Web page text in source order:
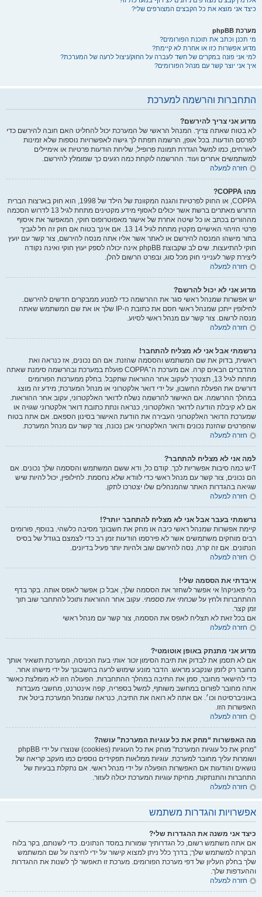
כיצד אני מוצא את כל הקבצים המצורפים שלי?
מערכת phpBB
מי תכנן וכתב את תוכנת הפורומים?
מדוע אפשרות כזו או אחרת לא קיימת?
למי אני פונה במקרים של חשד לעברה על החוק/ניצול לרעה של המערכת?
איך אני יוצר קשר עם מנהל הפורומים?
התחברות והרשמה למערכת
מדוע אני צריך להירשם?
לא בטוח שאתה צריך. המנהל הראשי של המערכת יכול להחליט האם חובה להירשם כדי
לפרסם הודעות. בכל אופן, הרשמה תפתח לך גישה לאפשרויות נוספות שלא זמינות
לאורחים, כמו למשל הגדרת תמונת פרופיל, שליחת הודעות פרטיות או אימיילים
למשתמשים אחרים ועוד. ההרשמה לוקחת כמה רגעים כך שמומלץ להירשם.
חזרה למעלה
מהו COPPA?
COPPA, או החוק לפרטיות והגנה המקוונת של הילד של 1998, הוא חוק בארצות הברית
הדורש מאתרים ברשת אשר יכולים לאסוף מידע מקטינים מתחת לגיל 13 לדרוש הסכמה
מההורים בכתב או כל שיטה אחרת של אישור מאפוטרופוס חוקי, המאפשר את איסוף
פרטי הזיהוי האישיים מקטין מתחת לגיל 14 13. אם אינך בטוח אם חוק זה חל לגביך
בתור מישהו המנסה להירשם או לאתר אשר אליו אתה מנסה להירשם, צור קשר עם יועץ
חוקי להתיעצות. שים לב שקבוצת phpBB אינה יכולה לספק יעוץ חוקי ואינה נקודה
ליצירת קשר לענייני חוק מכל סוג, ובפרט הרשום להלן.
חזרה למעלה
מדוע אני לא יכול להרשם?
יש אפשרות שמנהל ראשי סגר את ההרשמה כדי למנוע ממבקרים חדשים להירשם.
לחילופין ייתכן שמנהל ראשי חסם את כתובת ה-IP שלך או את שם המשתמש שאתה
מנסה לרשום. צור קשר עם מנהל ראשי לסיוע.
חזרה למעלה
נרשמתי אבל אני לא מצליח להתחבר!
ראשית, בדוק את שם המשתמש והססמה שהזנת. אם הם נכונים, אז כנראה ואת
מהדברים הבאים קרה. אם מערכת ה־COPPA פועלת במערכת ובהרשמה סימנת שאתה
מתחת לגיל 13, תצטרך לעקוב אחר ההוראות שתקבל. בחלק ממערכות הפורומים
דורשים את הפעלת החשבון, על ידי דואר אלקטרוני או מנהל המערכת; מידע זה מוצג
במהלך ההרשמה. אם האישור להרשמה נשלח לדואר האלקטרוני, עקוב אחר ההוראות.
אם לא קיבלת הודעה לדואר האלקטרוני, כנראה ונתת כתובת דואר אלקטרוני שגויה או
שמערכת הדואר האלקטרוני העבירה את הודעת האישור בסינון הספאם. אם אתה בטוח
שהפרטים שהזנת נכונים ודואר האלקטרוני אכן נכונה, צור קשר עם מנהל המערכת.
חזרה למעלה
למה אני לא מצליח להתחבר?
Tיש כמה סיבות אפשריות לכך. קודם כל, ודא ששם המשתמש והססמה שלך נכונים. אם
הם נכונים, צור קשר עם מנהל ראשי כדי לוודא שלא נחסמת. לחילופין, יכול להיות שיש
שגיאה בהגדרות האתר שהמנהלים שלו יצטרכו לתקן.
חזרה למעלה
נרשמתי בעבר אבל אני לא מצליח להתחבר יותר?!
קיימת אפשרות שמנהל ראשי כיבה או מחק את חשבונך מסיבה כלשהי. בנוסף, פורומים
רבים מוחקים משתמשים אשר לא פירסמו הודעות זמן רב כדי לצמצם בגודל של בסיס
הנתונים. אם זה קרה, נסה להירשם שוב ולהיות יותר פעיל בדיונים.
חזרה למעלה
איבדתי את הססמה שלי!
בלי פאניקה! אי אפשר לשחזר את הססמה שלך, אבל כן אפשר לאפס אותה. בקר בדף
ההתחברות ולחץ על שכחתי את ססמתי. עקוב אחר ההוראות ותוכל להתחבר שוב תוך
זמן קצר.
אם בכל זאת לא תצליח לאפס את הססמה, צור קשר עם מנהל ראשי
חזרה למעלה
מדוע אני מתנתק באופן אוטומטי?
אם לא תסמן את לבדוק את תיבת הסימוןזכור אותי בעת הכניסה, המערכת תשאיר אותך
מחובר רק לזמן שנקבע מראש. הדבר מונע שימוש לרעה בחשבונך על ידי מישהו אחר.
כדי להישאר מחובר, סמן את התיבה במהלך ההתחברות. הפעולה הזו לא מומלצת כאשר
אתה מחובר לפורום במחשב משותף, למשל בספריה, קפה אינטרנט, מחשבי מעבדות
באוניברסיטה וכו׳. אם אתה לא רואה את התיבה, כנראה שמנהל המערכת ביטל את
האפשרות הזו.
חזרה למעלה
מה האפשרות “מחק את כל עוגיות המערכת” עושה?
"מחק את כל עוגיות המערכת" מוחק את כל העוגיות (cookies) שנוצרו על ידי phpBB
ושומרות עליך מחובר למערכת. עוגיות ממלאות תפקידים נוספים כמו מעקב קריאה של
נושאים והודעות אם האפשרות הופעלה על ידי מנהל ראשי. אם נתקלת בבעיות של
התחברות והתנתקות, מחיקת עוגיות המערכת יכולה לעזור.
חזרה למעלה
אפשרויות והגדרות משתמש
כיצד אני משנה את ההגדרות שלי?
אם אתה משתמש רשום, כל הגדרותיך שמורות במסד הנתונים. כדי לשנותם, בקר בלוח
הבקרה למשתמש שלך; בדרך כלל ניתן למצוא קישור על ידי לחיצה על שם המשתמש
שלך בחלק העליון של דפי מערכת הפורומים. מערכת זו תאפשר לך לשנות את ההגדרות
וההעדפות שלך.
חזרה למעלה